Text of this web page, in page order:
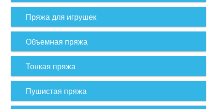
Пряжа для игрушек
Объемная пряжа
Тонкая пряжа
Пушистая пряжа